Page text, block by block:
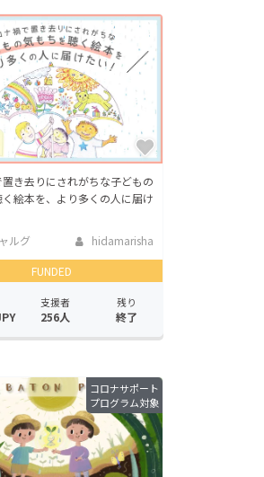
き去りにされがちな子どもの
絵本を、より多くの人に届け
ルグ
hidamarisha
FUNDED
支援者
256人
残り
終了
コロナサポート
プログラム対象